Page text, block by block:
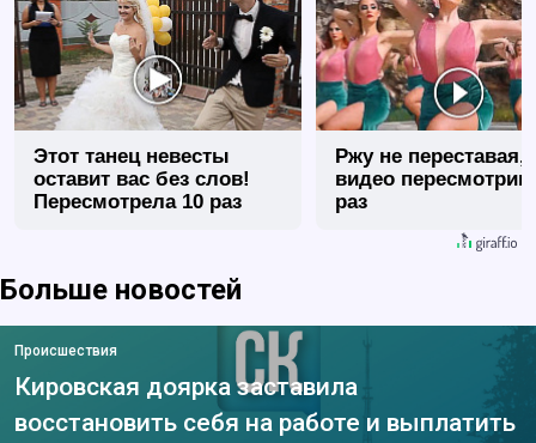
Этот танец невесты
оставит вас без слов!
Пересмотрела 10 раз
Ржу не переставая,
видео
раз
Больше новостей
Происшествия
Кировская доярка заставила
восстановить себя на работе и выплатить